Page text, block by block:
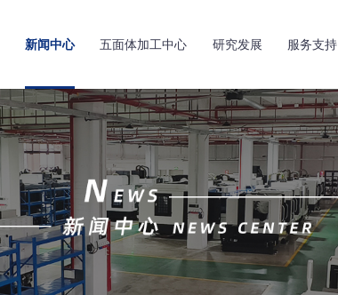
新闻中心 五面体加工中心 研究发展 服务支持